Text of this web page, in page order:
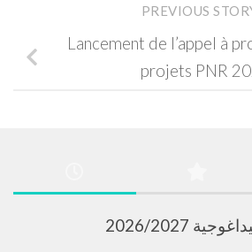
PREVIOUS
Lancement de l’appel à
projets PNR
2026/2027